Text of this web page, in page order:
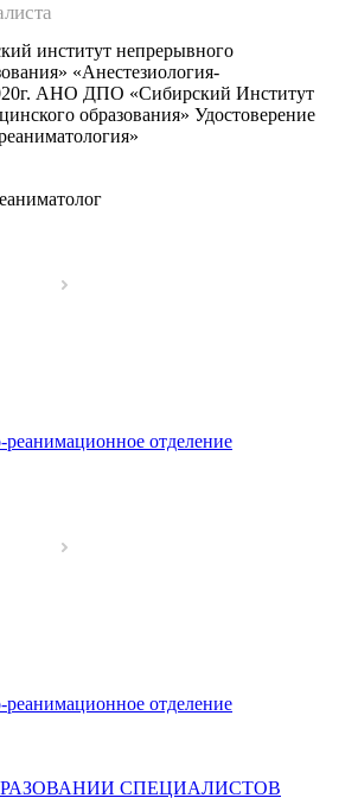
институт непрерывного
«Анестезиология-
АНО ДПО «Сибирский Институт
образования» Удостоверение
реанимационное отделение
реанимационное отделение
СПЕЦИАЛИСТОВ